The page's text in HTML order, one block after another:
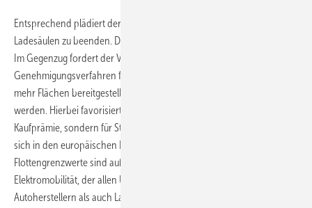
Entsprechend plädiert der BDEW, die staatliche Förderung von
Ladesäulen zu beenden. Der Wettbewerb liefere schneller und besser.
Im Gegenzug fordert der Verband einfachere
Genehmigungsverfahren für den Bau von Ladesäulen. Zudem müssen
mehr Flächen bereitgestellt und der Absatz von Elektroautos gefördert
werden. Hierbei favorisiert der Verband aber nicht für eine
Kaufprämie, sondern für Steueranreize beim Kauf eines E-Autos, was
sich in den europäischen Nachbarstaaten bewährt hat. Harte
Flottengrenzwerte sind außerdem ein verlässlicher Rahmen für die
Elektromobilität, der allen Unternehmen am Markt – sowohl
Autoherstellern als auch Ladesäulenbetreibern – Planungssicherheit